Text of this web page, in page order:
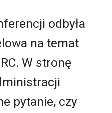
odbyła
na temat
W stronę
pytanie, czy